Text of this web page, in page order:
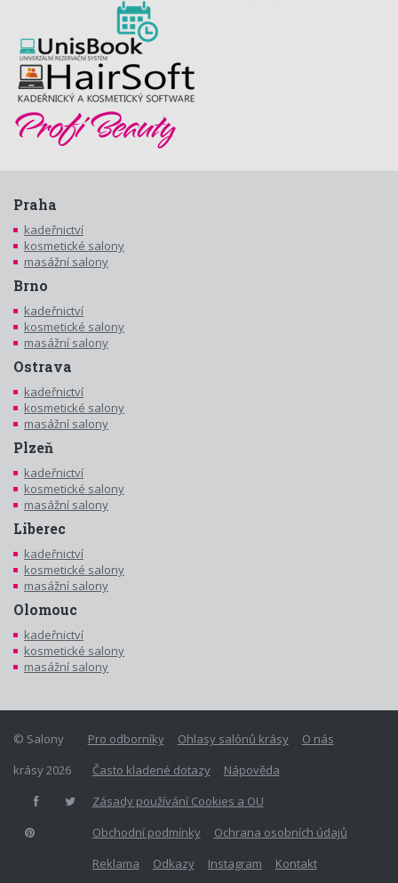
Praha
kadeřnictví
kosmetické salony
masážní salony
Brno
kadeřnictví
kosmetické salony
masážní salony
Ostrava
kadeřnictví
kosmetické salony
masážní salony
Plzeň
kadeřnictví
kosmetické salony
masážní salony
Liberec
kadeřnictví
kosmetické salony
masážní salony
Olomouc
kadeřnictví
kosmetické salony
masážní salony
Pro odborníky Ohlasy salónů krásy
O nás
Často kladené dotazy
Nápověda
Zásady používání Cookies a OU
Obchodní podmínky
Ochrana osobních údajů
Reklama
Odkazy Instagram Kontakt
© Salony
krásy 2026